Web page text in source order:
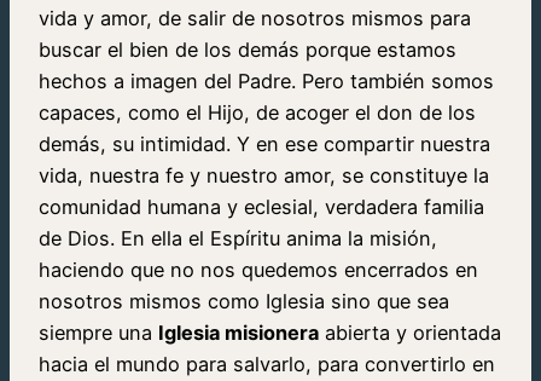
vida y amor, de salir de nosotros mismos para
buscar el bien de los demás porque estamos
hechos a imagen del Padre. Pero también somos
capaces, como el Hijo, de acoger el don de los
demás, su intimidad. Y en ese compartir nuestra
vida, nuestra fe y nuestro amor, se constituye la
comunidad humana y eclesial, verdadera familia
de Dios. En ella el Espíritu anima la misión,
haciendo que no nos quedemos encerrados en
nosotros mismos como Iglesia sino que sea
siempre una Iglesia misionera abierta y orientada
hacia el mundo para salvarlo, para convertirlo en